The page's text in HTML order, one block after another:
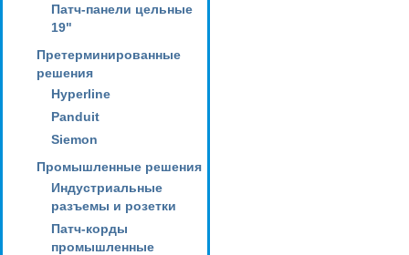
Патч-панели цельные
19"
Претерминированные
решения
Hyperline
Panduit
Siemon
Промышленные решения
Индустриальные
разъемы и розетки
Патч-корды
промышленные